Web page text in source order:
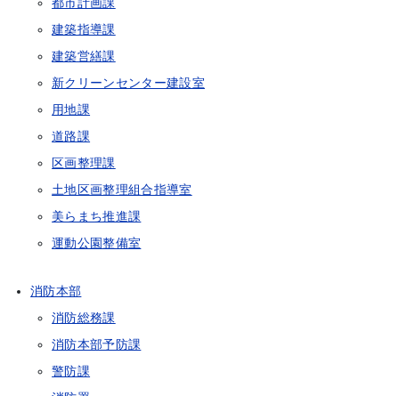
建築指導課
建築営繕課
新クリーンセンター建設室
用地課
道路課
区画整理課
土地区画整理組合指導室
美らまち推進課
運動公園整備室
消防本部
消防総務課
消防本部予防課
警防課